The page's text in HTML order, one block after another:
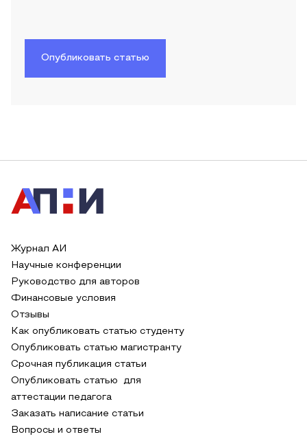
Опубликовать статью
Журнал АИ
Научные конференции
Руководство для авторов
Финансовые условия
Отзывы
Как опубликовать статью студенту
Опубликовать статью магистранту
Срочная публикация статьи
Опубликовать статью для
аттестации педагога
Заказать написание статьи
Вопросы и ответы